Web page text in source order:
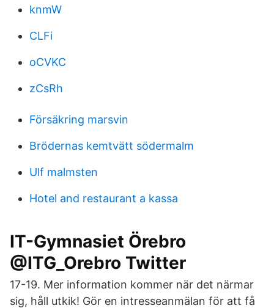
knmW
CLFi
oCVKC
zCsRh
Försäkring marsvin
Brödernas kemtvätt södermalm
Ulf malmsten
Hotel and restaurant a kassa
IT-Gymnasiet Örebro
@ITG_Orebro Twitter
17-19. Mer information kommer när det närmar
sig, håll utkik! Gör en intresseanmälan för att få